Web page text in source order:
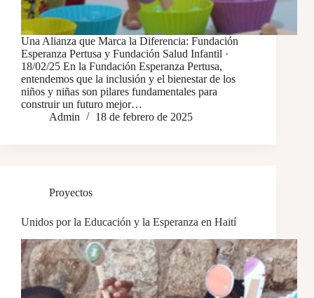
Una Alianza que Marca la Diferencia: Fundación
Esperanza Pertusa y Fundación Salud Infantil ·
18/02/25 En la Fundación Esperanza Pertusa,
entendemos que la inclusión y el bienestar de los
niños y niñas son pilares fundamentales para
construir un futuro mejor…
Admin
18 de febrero de 2025
Proyectos
Unidos por la Educación y la Esperanza en Haití